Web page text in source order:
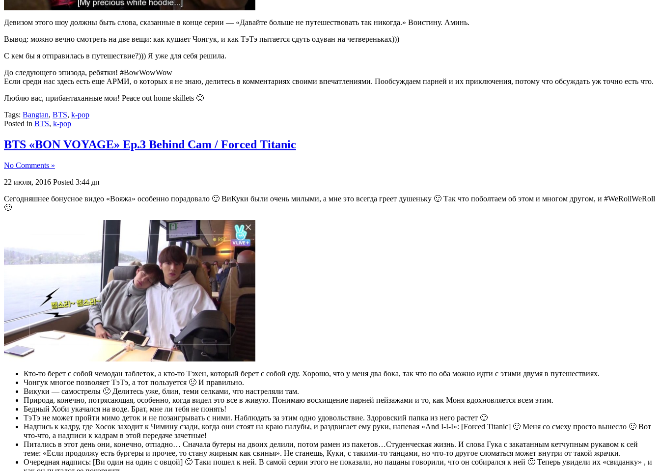
Девизом этого шоу должны быть слова, сказанные в конце серии — «Давайте больше не путешествовать так никогда.» Воистину. Аминь.
Вывод: можно вечно смотреть на две вещи: как кушает Чонгук, и как ТэТэ пытается сдуть одуван на четвереньках)))
С кем бы я отправилась в путешествие?))) Я уже для себя решила.
До следующего эпизода, ребятки! #BowWowWow
Если среди нас здесь есть еще АРМИ, о которых я не знаю, делитесь в комментариях своими впечатлениями. Пообсуждаем парней и их приключения, потому что обсуждать уж точно есть что.
Люблю вас, прибантаханные мои! Peace out home skillets 🙂
Tags: Bangtan, BTS, k-pop
Posted in BTS, k-pop
BTS «BON VOYAGE» Ep.3 Behind Cam / Forced Titanic
No Comments »
22 июля, 2016 Posted 3:44 дп
Сегодняшнее бонусное видео «Вояжа» особенно порадовало 🙂 ВиКуки были очень милыми, а мне это всегда греет душеньку 🙂 Так что поболтаем об этом и многом другом, и #WeRollWeRoll
🙂
Кто-то берет с собой чемодан таблеток, а кто-то Тэхен, который берет с собой еду. Хорошо, что у меня два бока, так что по оба можно идти с этими двумя в путешествиях.
Чонгук многое позволяет ТэТэ, а тот пользуется 🙂 И правильно.
Викуки — самострелы 🙂 Делитесь уже, блин, теми селками, что настреляли там.
Природа, конечно, потрясающая, особенно, когда видел это все в живую. Понимаю восхищение парней пейзажами и то, как Моня вдохновляется всем этим.
Бедный Хоби укачался на воде. Брат, мне ли тебя не понять!
ТэТэ не может пройти мимо деток и не позаигрывать с ними. Наблюдать за этим одно удовольствие. Здоровский папка из него растет 🙂
Надпись к кадру, где Хосок заходит к Чимину сзади, когда они стоят на краю палубы, и раздвигает ему руки, напевая «And I-I-I»: [Forced Titanic] 🙂 Меня со смеху просто вынесло 🙂 Вот
что-что, а надписи к кадрам в этой передаче зачетные!
Питались в этот день они, конечно, отпадно… Сначала бутеры на двоих делили, потом рамен из пакетов…Студенческая жизнь. И слова Гука с закатанным кетчупным рукавом к сей
теме: «Если продолжу есть бургеры и прочее, то стану жирным как свинья». Не станешь, Куки, с такими-то танцами, но что-то другое сломаться может внутри от такой жрачки.
Очередная надпись: [Ви один на один с овцой] 🙂 Таки пошел к ней. В самой серии этого не показали, но пацаны говорили, что он собирался к ней 🙂 Теперь увидели их «свиданку» , и